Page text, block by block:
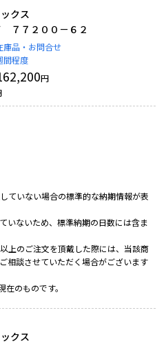
クス
７７２００－６２
庫品・お問合せ
間程度
円
ていない場合の標準的な納期情報が表
いないため、標準納期の日数には含ま
上のご注文を頂戴した際には、当該商
相談させていただく場合がございます
のものです。
クス